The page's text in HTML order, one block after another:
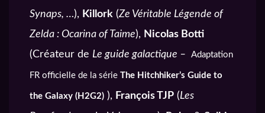
Synaps, …), Killork (Ze Véritable Légende of
Zelda : Ocarina of Taime), Nicolas Botti
(Créateur de Le guide galactique – Adaptation
FR officielle de la série The Hitchhiker’s Guide to
the Galaxy (H2G2) ), François TJP (Les